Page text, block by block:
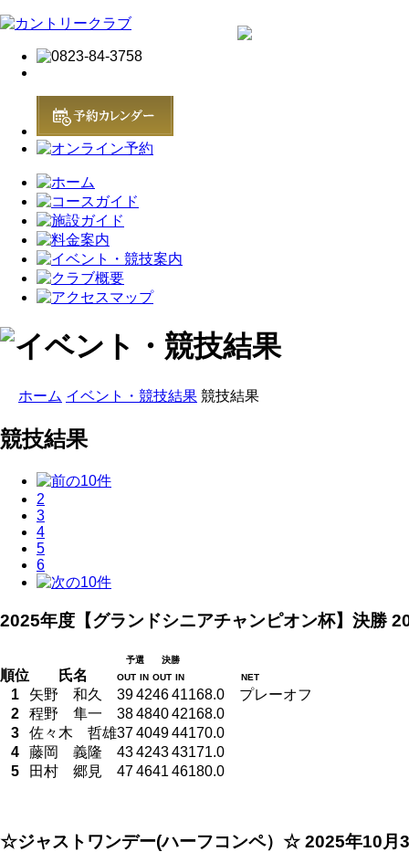
ホーム イベント・競技結果 競技結果
競技結果
2
3
4
5
6
2025年度【グランドシニアチャンピオン杯】決勝
予選 決勝
順位 氏名 OUT IN OUT IN NET
1 矢野 和久 39424641168.0 プレーオフ
2
程野 隼一 38484042168.0
3
佐々木 哲雄37404944170.0
4
藤岡 義隆 43424343171.0
5
田村 郷見 474641 46180.0
☆ジャストワンデー(ハーフコンペ）☆ 2025年10月